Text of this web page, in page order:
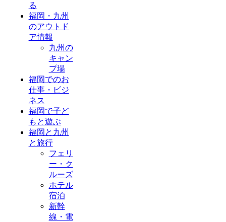
る
福岡・九州
のアウトド
ア情報
九州の
キャン
プ場
福岡でのお
仕事・ビジ
ネス
福岡で子ど
もと遊ぶ
福岡と九州
と旅行
フェリ
ー・ク
ルーズ
ホテル
宿泊
新幹
線・電